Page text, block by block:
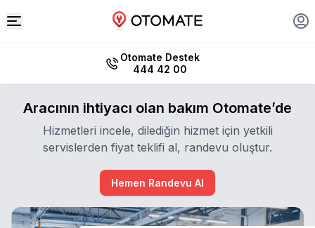
Otomate Destek
444 42 00
Aracının ihtiyacı olan bakım Otomate’de
Hizmetleri incele, dilediğin hizmet için yetkili
servislerden fiyat teklifi al, randevu oluştur.
Hemen Randevu Al